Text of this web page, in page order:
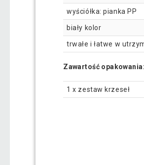
wyściółka: pianka PP
biały kolor
trwałe i łatwe w
Zawartość opakowania:
1 x zestaw krzeseł